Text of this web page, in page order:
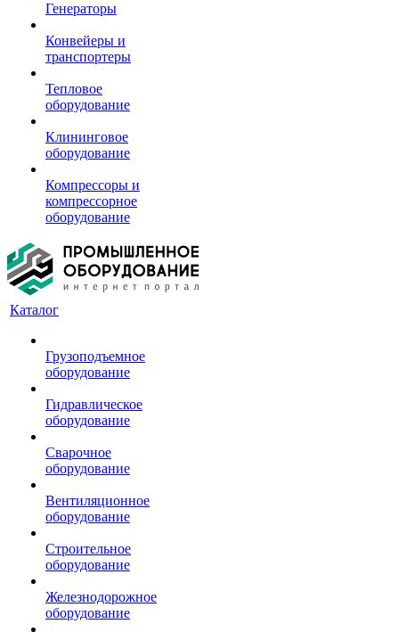
Генераторы
Конвейеры и
транспортеры
Тепловое
оборудование
Клининговое
оборудование
Компрессоры и
компрессорное
оборудование
Каталог
Грузоподъемное
оборудование
Гидравлическое
оборудование
Сварочное
оборудование
Вентиляционное
оборудование
Строительное
оборудование
Железнодорожное
оборудование